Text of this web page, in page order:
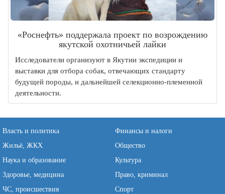
«Роснефть» поддержала проект по возрождению
якутской охотничьей лайки
Исследователи организуют в Якутии экспедиции и
выставки для отбора собак, отвечающих стандарту
будущей породы, и дальнейшей селекционно-племенной
деятельности.
Власть и политика
Финансы и налоги
Жильё, ЖКХ
Общество
Наука и образование
Культура
Здоровье, медицина
Право, криминал
ЧС, происшествия
Спорт